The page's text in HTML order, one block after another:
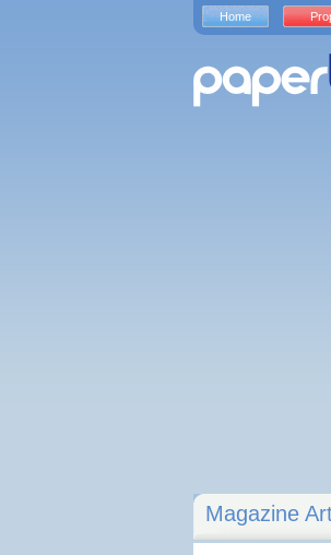
Magazine
Home